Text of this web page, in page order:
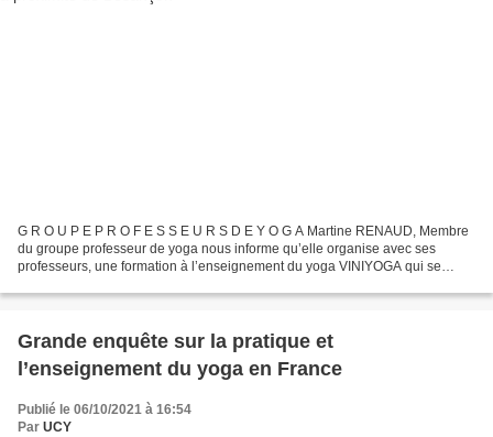
G R O U P E P R O F E S S E U R S D E Y O G A Martine RENAUD, Membre
du groupe professeur de yoga nous informe qu’elle organise avec ses
professeurs, une formation à l’enseignement du yoga VINIYOGA qui se
Grande enquête sur la pratique et
l’enseignement du yoga en France
Publié le 06/10/2021 à 16:54
Par UCY